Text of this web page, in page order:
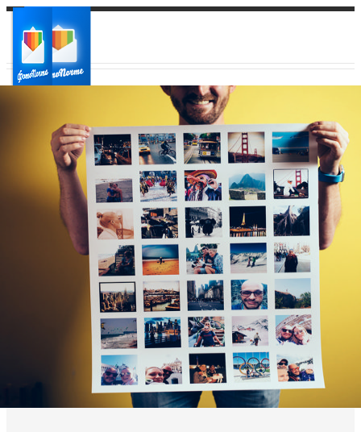
Ваш город:
Ваш регион доставки
Выберите из списка: